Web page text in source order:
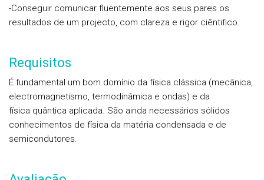
-Conseguir comunicar fluentemente aos seus pares os
resultados de um projecto, com clareza e rigor ciêntifico.
Requisitos
É fundamental um bom domínio da física clássica (mecânica,
electromagnetismo, termodinâmica e ondas) e da
física quântica aplicada. São ainda necessários sólidos
conhecimentos de física da matéria condensada e de
semicondutores.